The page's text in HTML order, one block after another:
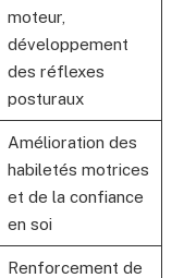
moteur,
développement
des réflexes
posturaux
Amélioration des
habiletés motrices
et de la confiance
en soi
Renforcement de